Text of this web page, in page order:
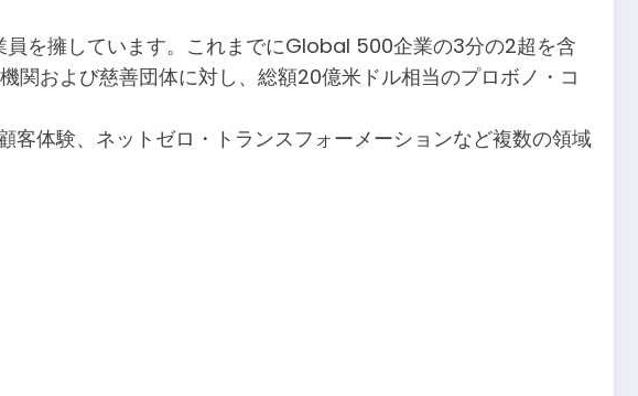
を擁しています。これまでにGlobal 500企業の3分の2超を含
および慈善団体に対し、総額20億米ドル相当のプロボノ・コ
体験、ネットゼロ・トランスフォーメーションなど複数の領域